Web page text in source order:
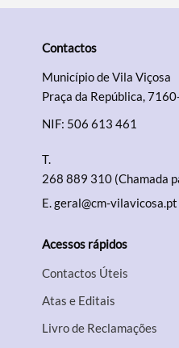
Contactos
Município de Vila Viçosa
Praça da República,
NIF: 506 613 461
T.
268 889 310 (Chamada
E.geral@cm-vilavicosa.pt
Acessos rápidos
Contactos Úteis
Atas e Editais
Livro de Reclamações